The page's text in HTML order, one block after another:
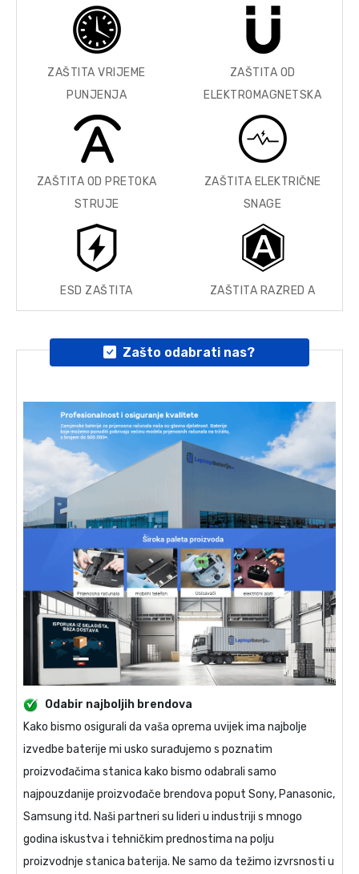
ZAŠTITA VRIJEME
PUNJENJA
ZAŠTITA OD
ELEKTROMAGNETSKA
ZAŠTITA OD PRETOKA
STRUJE
ZAŠTITA ELEKTRIČNE
SNAGE
ESD ZAŠTITA ZAŠTITA RAZRED A
Zašto odabrati nas?
Odabir najboljih brendova
Kako bismo osigurali da vaša oprema uvijek ima najbolje
izvedbe baterije mi usko surađujemo s poznatim
proizvođačima stanica kako bismo odabrali samo
najpouzdanije proizvođače brendova poput Sony, Panasonic,
Samsung itd. Naši partneri su lideri u industriji s mnogo
godina iskustva i tehničkim prednostima na polju
proizvodnje stanica baterija. Ne samo da težimo izvrsnosti u